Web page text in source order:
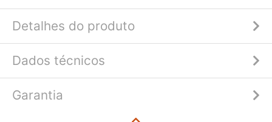
Detalhes do produto
Dados técnicos
Garantia